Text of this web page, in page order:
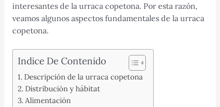
interesantes de la urraca copetona. Por esta razón,
veamos algunos aspectos fundamentales de la urraca
copetona.
Indice De Contenido
Descripción de la urraca copetona
Distribución y hábitat
Alimentación